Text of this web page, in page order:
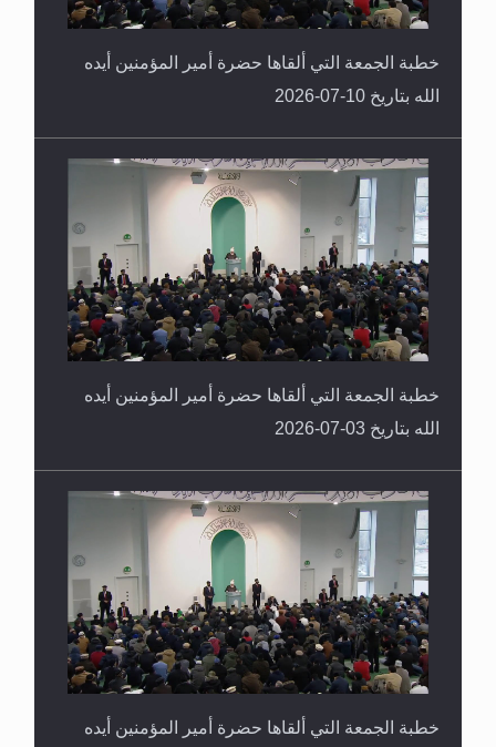
خطبة الجمعة التي ألقاها حضرة أمير المؤمنين أيده
الله بتاريخ 10-07-2026
خطبة الجمعة التي ألقاها حضرة أمير المؤمنين أيده
الله بتاريخ 03-07-2026
خطبة الجمعة التي ألقاها حضرة أمير المؤمنين أيده